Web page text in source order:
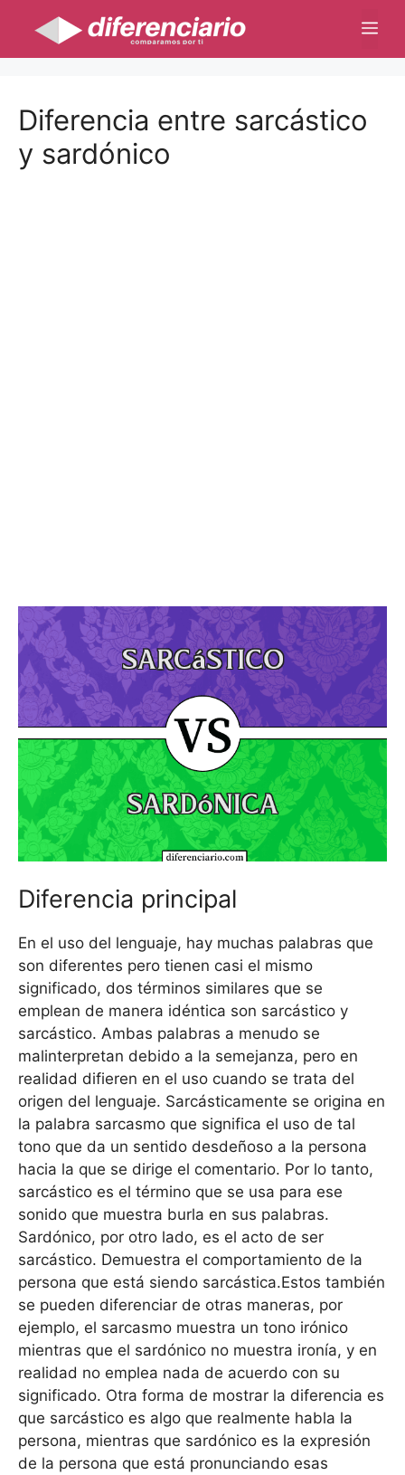
contenido
Diferencia entre sarcástico
y sardónico
Diferencia principal
En el uso del lenguaje, hay muchas palabras que
son diferentes pero tienen casi el mismo
significado, dos términos similares que se
emplean de manera idéntica son sarcástico y
sarcástico. Ambas palabras a menudo se
malinterpretan debido a la semejanza, pero en
realidad difieren en el uso cuando se trata del
origen del lenguaje. Sarcásticamente se origina en
la palabra sarcasmo que significa el uso de tal
tono que da un sentido desdeñoso a la persona
hacia la que se dirige el comentario. Por lo tanto,
sarcástico es el término que se usa para ese
sonido que muestra burla en sus palabras.
Sardónico, por otro lado, es el acto de ser
sarcástico. Demuestra el comportamiento de la
persona que está siendo sarcástica.Estos también
se pueden diferenciar de otras maneras, por
ejemplo, el sarcasmo muestra un tono irónico
mientras que el sardónico no muestra ironía, y en
realidad no emplea nada de acuerdo con su
significado. Otra forma de mostrar la diferencia es
que sarcástico es algo que realmente habla la
persona, mientras que sardónico es la expresión
de la persona que está pronunciando esas